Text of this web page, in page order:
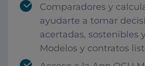
Comparadores y
ayudarte a tomar
acertadas, sostenibles
Modelos y contratos